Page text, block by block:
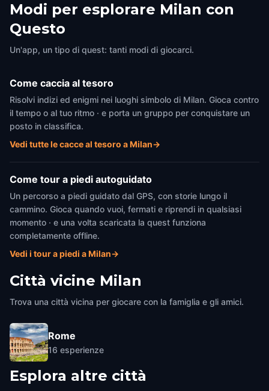
Modi per esplorare Milan con
Questo
Un'app, un tipo di quest: tanti modi di giocarci.
Come caccia al tesoro
Risolvi indizi ed enigmi nei luoghi simbolo di Milan. Gioca contro
il tempo o al tuo ritmo · e porta un gruppo per conquistare un
posto in classifica.
Vedi tutte le cacce al tesoro a Milan→
Come tour a piedi autoguidato
Un percorso a piedi guidato dal GPS, con storie lungo il
cammino. Gioca quando vuoi, fermati e riprendi in qualsiasi
momento · e una volta scaricata la quest funziona
completamente offline.
Vedi i tour a piedi a Milan→
Città vicine Milan
Trova una città vicina per giocare con la famiglia e gli amici.
Rome
16 esperienze
Esplora altre città